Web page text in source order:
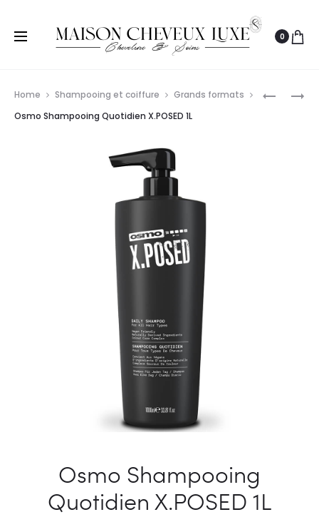
0
OSMO
OSMO
Home Shampooing et coiffure
Grands formats
Osmo Shampooing Quotidien X.POSED 1L
Osmo Shampooing
Quotidien X.POSED 1L